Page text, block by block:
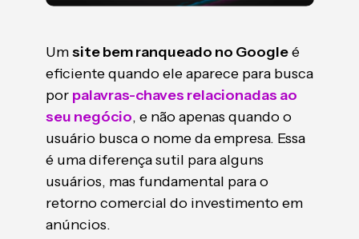
Umsite bem ranqueado no Googleé
eficiente quando ele aparece para busca
por palavras-chaves relacionadas ao
seu negócio, e não apenas quando o
usuário busca o nome da empresa. Essa
é uma diferença sutil para alguns
usuários, mas fundamental para o
retorno comercial do investimento em
anúncios.